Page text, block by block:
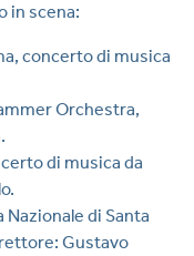
in scena:
concerto di musica
Orchestra,
di musica da
Nazionale di Santa
Gustavo